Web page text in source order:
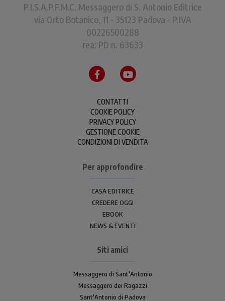
P.I.S.A.P.F.M.C. Messaggero di S. Antonio Editrice
via Orto Botanico, 11 - 35123 Padova - P.IVA
00226500288
rea: PD n. 63633
CONTATTI
COOKIE POLICY
PRIVACY POLICY
GESTIONE COOKIE
CONDIZIONI DI VENDITA
Per approfondire
CASA EDITRICE
CREDERE OGGI
EBOOK
NEWS & EVENTI
Siti amici
Messaggero di Sant'Antonio
Messaggero dei Ragazzi
Sant'Antonio di Padova